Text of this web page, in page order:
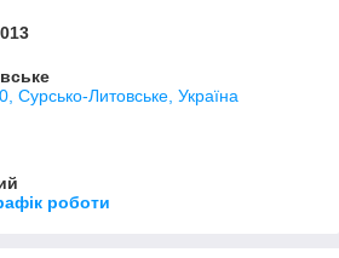
Сурсько-Литовське, Україна
роботи